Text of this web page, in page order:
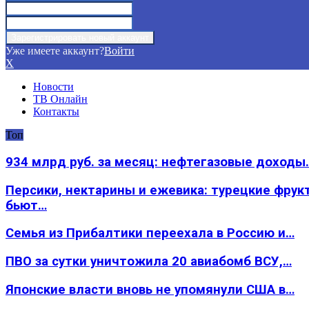
Уже имеете аккаунт?Войти
X
Новости
ТВ Онлайн
Контакты
Топ
934 млрд руб. за месяц: нефтегазовые
Персики, нектарины и ежевика: турецкие
бьют…
Семья из Прибалтики переехала в Россию и…
ПВО за сутки уничтожила 20 авиабомб ВСУ,…
Японские власти вновь не упомянули США в…